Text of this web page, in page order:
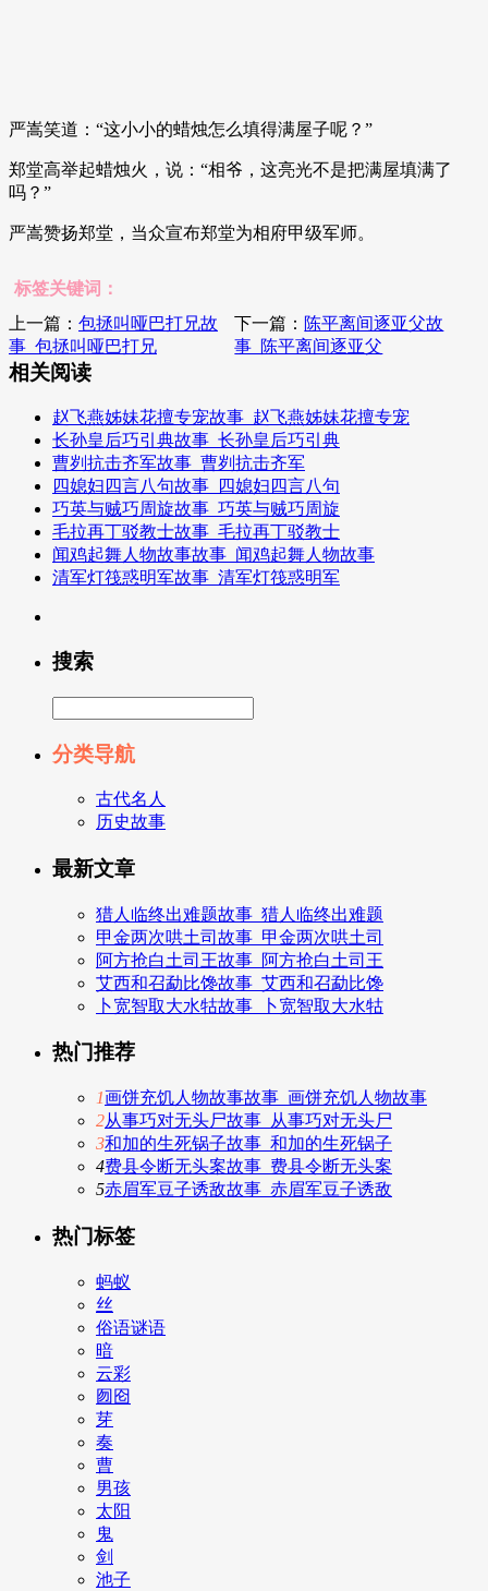
严嵩笑道：“这小小的蜡烛怎么填得满屋子呢？”
郑堂高举起蜡烛火，说：“相爷，这亮光不是把满屋填满了
吗？”
严嵩赞扬郑堂，当众宣布郑堂为相府甲级军师。
标签关键词：
上一篇： 包拯叫哑巴打兄故
事_包拯叫哑巴打兄
下一篇： 陈平离间逐亚父故
事_陈平离间逐亚父
相关阅读
赵飞燕姊妹花擅专宠故事_赵飞燕姊妹花擅专宠
长孙皇后巧引典故事_长孙皇后巧引典
曹刿抗击齐军故事_曹刿抗击齐军
四媳妇四言八句故事_四媳妇四言八句
巧英与贼巧周旋故事_巧英与贼巧周旋
毛拉再丁驳教士故事_毛拉再丁驳教士
闻鸡起舞人物故事故事_闻鸡起舞人物故事
清军灯筏惑明军故事_清军灯筏惑明军
搜索
分类导航
古代名人
历史故事
最新文章
猎人临终出难题故事_猎人临终出难题
甲金两次哄土司故事_甲金两次哄土司
阿方抢白土司王故事_阿方抢白土司王
艾西和召勐比馋故事_艾西和召勐比馋
卜宽智取大水牯故事_卜宽智取大水牯
热门推荐
1画饼充饥人物故事故事_画饼充饥人物故事
2从事巧对无头尸故事_从事巧对无头尸
3和加的生死锅子故事_和加的生死锅子
4费县令断无头案故事_费县令断无头案
5赤眉军豆子诱敌故事_赤眉军豆子诱敌
热门标签
蚂蚁
丝
俗语谜语
暗
云彩
囫囵
芽
奏
曹
男孩
太阳
鬼
剑
池子